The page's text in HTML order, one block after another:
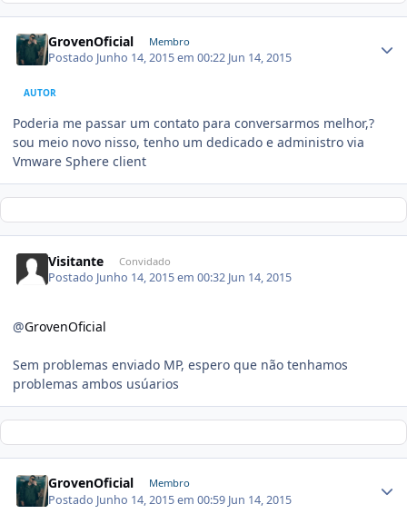
GrovenOficial Membro
Postado Junho 14, 2015 em 00:22 Jun 14, 2015
AUTOR
Poderia me passar um contato para conversarmos melhor,?
sou meio novo nisso, tenho um dedicado e administro via
Vmware Sphere client
Visitante Convidado
Postado Junho 14, 2015 em 00:32 Jun 14, 2015
@GrovenOficial
Sem problemas enviado MP, espero que não tenhamos
problemas ambos usúarios
GrovenOficial Membro
Postado Junho 14, 2015 em 00:59 Jun 14, 2015